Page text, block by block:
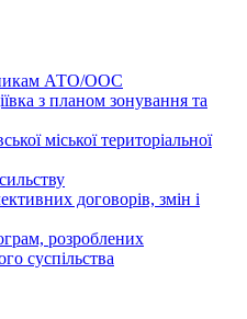
АТО/ООС
з планом зонування та
міської територіальної
договорів, змін і
розроблених
суспільства